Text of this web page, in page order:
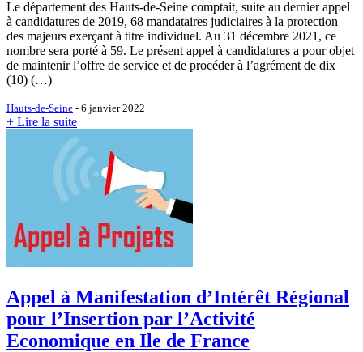
Le département des Hauts-de-Seine comptait, suite au dernier appel
à candidatures de 2019, 68 mandataires judiciaires à la protection
des majeurs exerçant à titre individuel. Au 31 décembre 2021, ce
nombre sera porté à 59. Le présent appel à candidatures a pour objet
de maintenir l’offre de service et de procéder à l’agrément de dix
(10) (…)
Hauts-de-Seine - 6 janvier 2022
+ Lire la suite
Appel à Manifestation d’Intérêt Régional
pour l’Insertion par l’Activité
Economique en Ile de France